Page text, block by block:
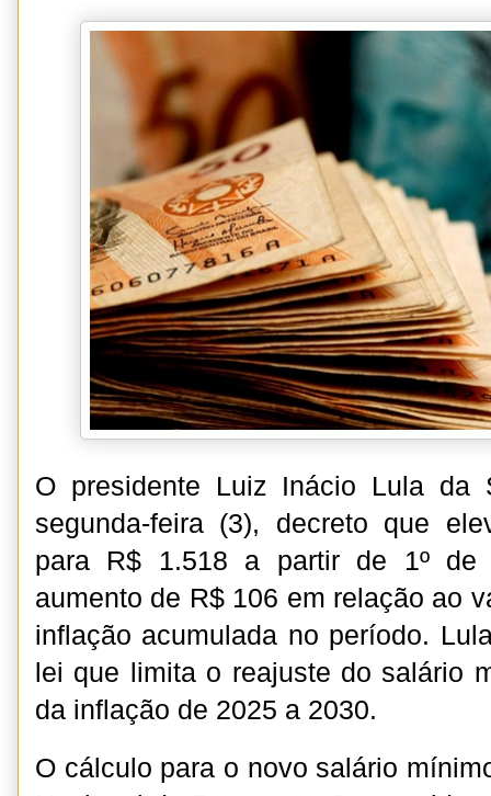
O presidente Luiz Inácio Lula da
segunda-feira (3), decreto que
para R$ 1.518 a partir de 1º de
aumento de R$ 106 em relação ao
inflação acumulada no período.
lei que limita o reajuste do salário
da inflação de 2025 a 2030.
O cálculo para o novo salário